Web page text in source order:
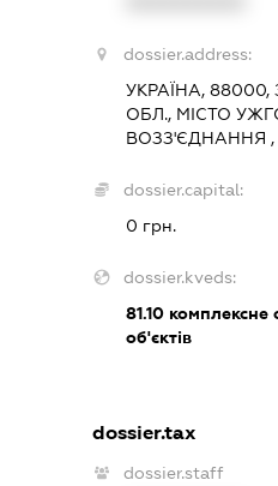
dossier.address:
УКРАЇНА,
ОБЛ., МІСТО
ВОЗЗ'ЄДНАННЯ ,
dossier.capital:
0 грн.
dossier.kveds:
81.10комплексне
об'єктів
dossier.tax
dossier.staff